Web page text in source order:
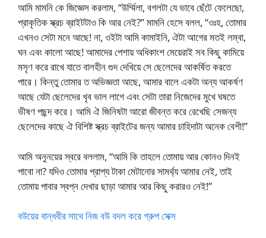
আমি মামনি কে জিজ্ঞেস করলাম, “উর্ম্মিলা, বগলটা যে ভাবে ছেঁটে ফেলেছো,
প্রাকৃতিক স্ক্রচ ব্রাইটটাও কি আর নেই?” মামনি হেসে বলল, “ওঃহ, তোমার
এখনও সেটা মনে আছে! না, ওইটা আমি কামাইনি, ঐটা আগের মতই লম্বা,
ঘন এবং কালো আছে! আমাদের পেশায় অধিকাংশ মেয়েরাই সব কিছু কামিয়ে
মসৃণ করে রাখে যাতে বালহীন গুদ দেখিয়ে সে ছেলেদের আকর্ষিত করতে
পারে। কিন্তু তোমার ত অভিজ্ঞতা আছে, আমার বালে একটা অন্য আকর্ষণ
আছে যেটা ছেলেদের খৃব ভাল লাগে এবং সেটা তারা নিজেদের মুখে ঘষতে
ভীষণ পছন্দ করে। আমি ঐ জিনিষটা আরো জীবন্ত করে রেখেছি সেজন্য
ছেলেদের কাছে ঐ বিশিষ্ট স্ক্রচ ব্রাইটের জন্য আমার চাহিদাটা অনেক বেশী!”
আমি অনুনয়ের স্বরে বললাম, “আমি কি তাহলে তোমায় আর কোনও দিনই
পাবো না? যদিও তোমার প্রাপ্য টাকা মেটানোর সামর্থ্য আমার নেই, তাই
তোমায় পাবার স্বপ্ন দেখার ছাড়া আমার আর কিছু করারও নেই!”
বউয়ের বান্ধবীর সাথে নিজ বউ বদল করে গ্রুপ সেক্স